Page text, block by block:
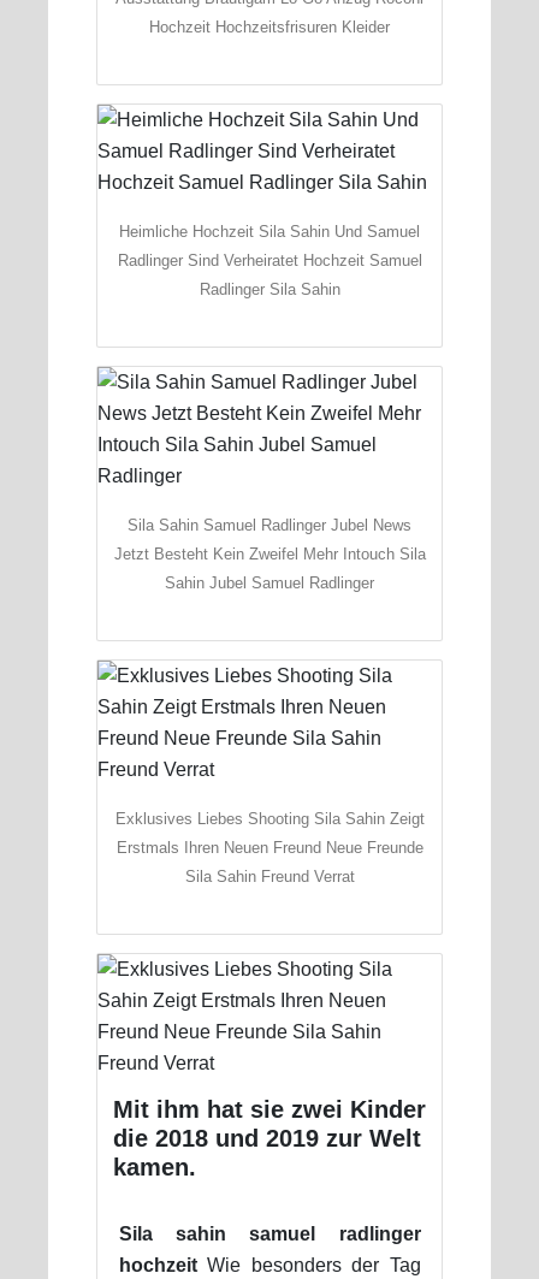
Hochzeit Hochzeitsfrisuren Kleider
Heimliche Hochzeit Sila Sahin Und Samuel
Radlinger Sind Verheiratet Hochzeit Samuel
Radlinger Sila Sahin
Sila Sahin Samuel Radlinger Jubel News
Jetzt Besteht Kein Zweifel Mehr Intouch Sila
Sahin Jubel Samuel Radlinger
Exklusives Liebes Shooting Sila Sahin Zeigt
Erstmals Ihren Neuen Freund Neue Freunde
Sila Sahin Freund Verrat
Mit ihm hat sie zwei Kinder
die 2018 und 2019 zur Welt
kamen.
Sila sahin samuel radlinger
hochzeitWie besonders der Tag